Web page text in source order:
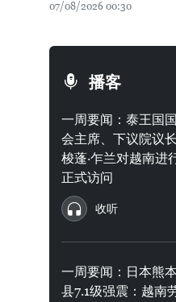
07/08/2026 00:30
播客
一周要闻：泰王国国
会主席、下议院议长
梭蓬·乍兰对越南进
正式访问
收听
一周要闻：日本熊本
县7.1级强震：越南